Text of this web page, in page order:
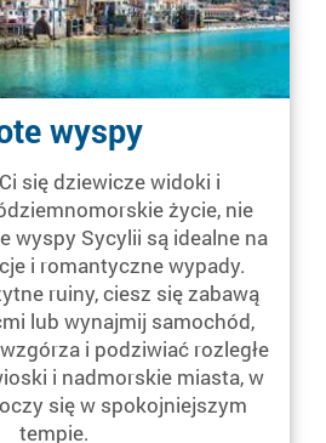
wyspy
się dziewicze widoki i
życie, nie
wyspy Sycylii są idealne na
i romantyczne wypady.
ruiny, ciesz się zabawą
lub wynajmij samochód,
i podziwiać rozległe
i nadmorskie miasta, w
się w spokojniejszym
tempie.